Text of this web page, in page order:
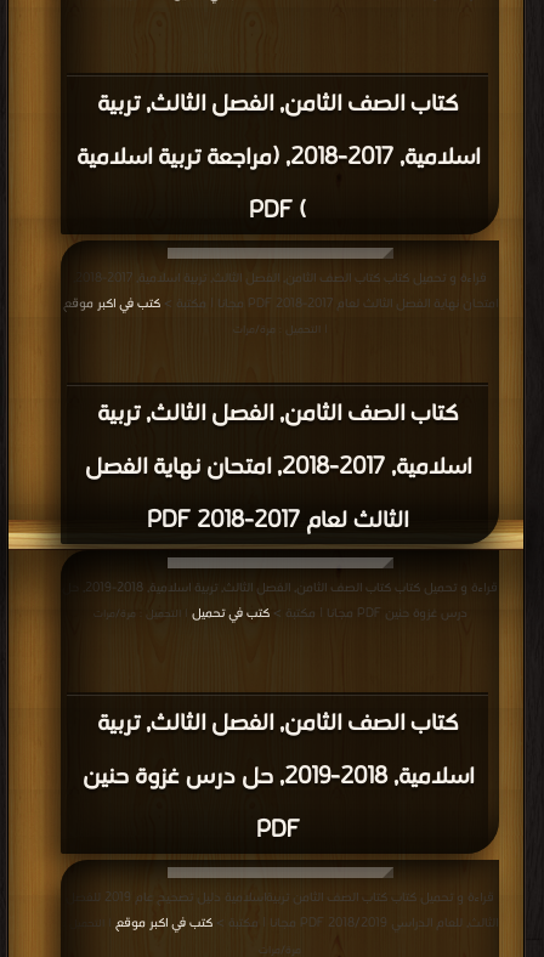
كتاب الصف الثامن, الفصل الثالث, تربية
اسلامية, 2017-2018, (مراجعة تربية اسلامية
) PDF
كتاب الصف الثامن, الفصل الثالث, تربية
اسلامية, 2017-2018, امتحان نهاية الفصل
الثالث لعام 2017-2018 PDF
امتحان نهاية الفصل الثالث لعام 2017-2018 PDF مجانا | مكتبة >
كتب في اكبر موقع
| التحميل : مرة/مرات
كتاب الصف الثامن, الفصل الثالث, تربية
اسلامية, 2018-2019, حل درس غزوة حنين
PDF
درس غزوة حنين PDF مجانا | مكتبة >
كتب في تحميل | التحميل : مرة/مرات
قراءة و تحميل كتاب كتاب الصف الثامن تربيةاسلامية دليل تصحيح عام 2019 للفصل
الثالث, للعام الدراسي 2018/2019 PDF مجانا | مكتبة >
كتب في اكبر موقع
| التحميل :
مرة/مرات